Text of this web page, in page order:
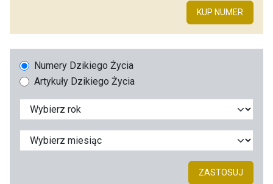
KUP NUMER
Numery Dzikiego Życia
Artykuły Dzikiego Życia
ZASTOSUJ